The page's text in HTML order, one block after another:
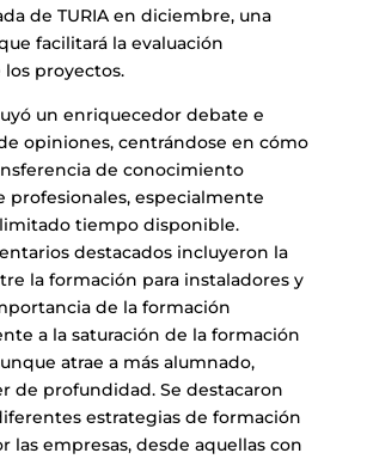
de TURIA en diciembre, una
facilitará la evaluación
proyectos.
un enriquecedor debate e
opiniones, centrándose en cómo
de conocimiento
profesionales, especialmente
tiempo disponible.
destacados incluyeron la
la formación para instaladores y
de la formación
a la saturación de la formación
atrae a más alumnado,
de profundidad. Se destacaron
estrategias de formación
las empresas, desde aquellas con